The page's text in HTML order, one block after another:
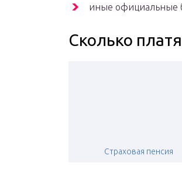
иные официальные
Сколько
Страховая пенсия